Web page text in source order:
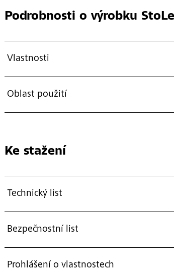
Podrobnosti o výrobku
Vlastnosti
Oblast použití
Ke stažení
Technický list
Bezpečnostní list
Prohlášení o vlastnostech